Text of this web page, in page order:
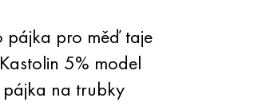
pájka pro měď taje
5% model
na trubky